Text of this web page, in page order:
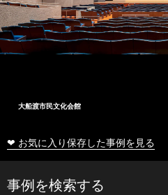
大船渡市民文化会館
❤ お気に入り保存した事例を見る
事例を検索する